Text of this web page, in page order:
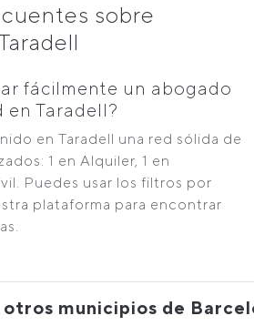
sobre
fácilmente un abogado
en Taradell?
en Taradell una red sólida de
1 en Alquiler, 1 en
Puedes usar los filtros por
plataforma para encontrar
otros municipios de